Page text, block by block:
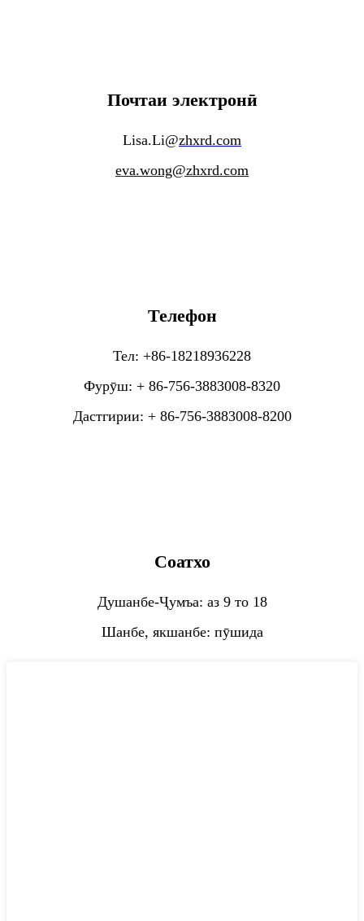
Почтаи электронӣ
Lisa.Li@zhxrd.com
eva.wong@zhxrd.com
Телефон
Тел: +86-18218936228
Фурӯш: + 86-756-3883008-8320
Дастгирии: + 86-756-3883008-8200
Соатхо
Душанбе-Ҷумъа: аз 9 то 18
Шанбе, якшанбе: пӯшида